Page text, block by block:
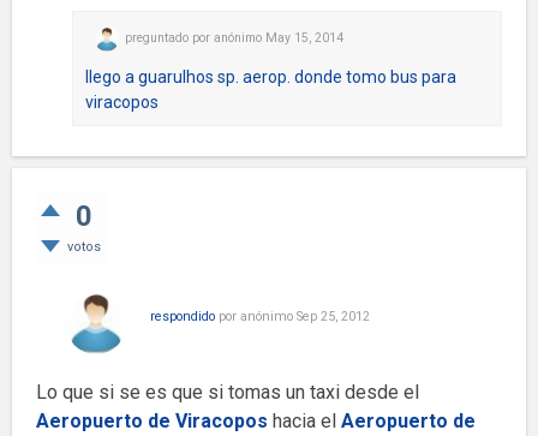
preguntado por anónimo May 15, 2014
llego a guarulhos sp. aerop. donde tomo bus para
viracopos
0
votos
respondido por anónimo Sep 25, 2012
Lo que si se es que si tomas un taxi desde el
Aeropuerto de Viracopos hacia el Aeropuerto de